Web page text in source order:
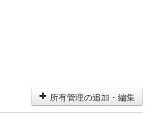
所有管理の追加・編集